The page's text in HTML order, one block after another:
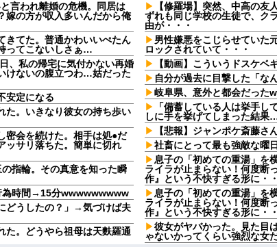
言われ離婚の危機。同居は
嫁の方が収入多いんだから俺
きてた。普通かわいいぺたん
ってこないしさぁ…
、私の帰宅に気付かない再婚
けないの腹立つわ…姑だった
安定になる
た。いきなり彼女の持ち歩い
密会を続けた。相手は処●だ
ッサリ落ちた。簡単に切れ
指輪。その真意を知った瞬
為時間→15分wwwwwwwww
どうしたの？」→気づけば夫
た。どうやら祖母は天麩羅通
【修羅場】突然、中高の
ずれも同じ学校の生徒で、ク
由が・・・
男性嫌悪をこじらせていた
ロックされていて・・・
【動画】こういうドスケ
自分が過去に目撃した「な
岐阜県、意外と都会だった
「備蓄している人は挙手
しに手を挙げてしまった結
【悲報】ジャンポケ斎藤さ
社畜にとって最も強敵な曜
息子の「初めての重湯」を
ライラが止まらない！何度断
作』という不快すぎる形に・
息子の「初めての重湯」を
ライラが止まらない！何度断
作』という不快すぎる形に・
彼女がヤバかった。見た目
ゃないかってくらい強烈な女